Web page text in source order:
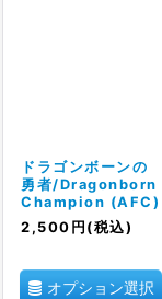
ドラゴンボーンの
勇者/Dragonborn
Champion (AFC)
2,500 円 (税込)
オプション選択